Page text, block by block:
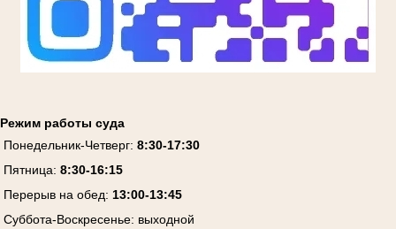
Режим работы суда
Понедельник-Четверг: 8:30-17:30
Пятница: 8:30-16:15
Перерыв на обед: 13:00-13:45
Суббота-Воскресенье: выходной